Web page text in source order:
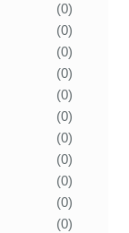
(0)
(0)
(0)
(0)
(0)
(0)
(0)
(0)
(0)
(0)
(0)